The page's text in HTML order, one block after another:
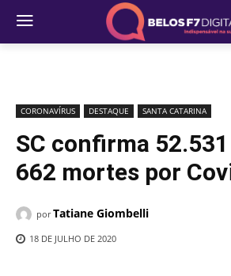
CORONAVÍRUS DESTAQUE SANTA CATARINA
SC confirma
662 mortes por
por Tatiane Giombelli
18 DE JULHO DE 2020